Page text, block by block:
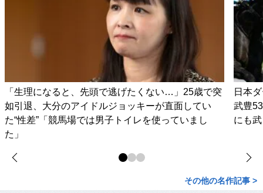
「生理になると、先頭で逃げたくない…」25歳で突
如引退、大分のアイドルジョッキーが直面してい
た“性差”「競馬場では男子トイレを使っていまし
た」
日本
武豊
にも
その他の名作記事 >